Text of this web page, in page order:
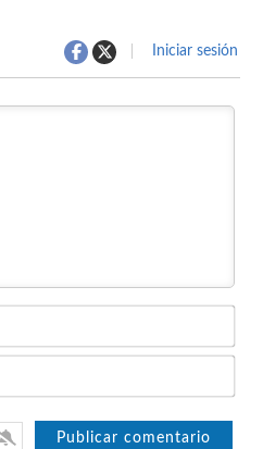
Iniciar sesión